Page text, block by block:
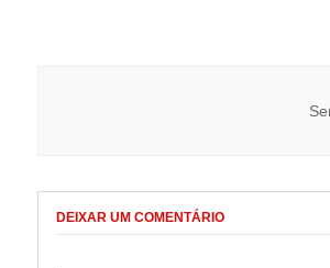
DEIXAR UM COMENTÁRIO